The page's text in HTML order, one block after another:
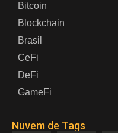
Bitcoin
Blockchain
Brasil
CeFi
DeFi
GameFi
Nuvem de Tags